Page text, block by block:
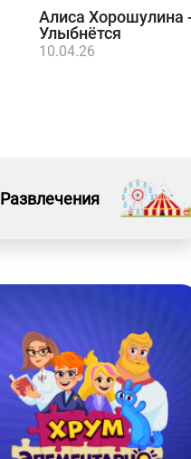
Алиса Хорошулина
Улыбнётся
10.04.26
Развлечения